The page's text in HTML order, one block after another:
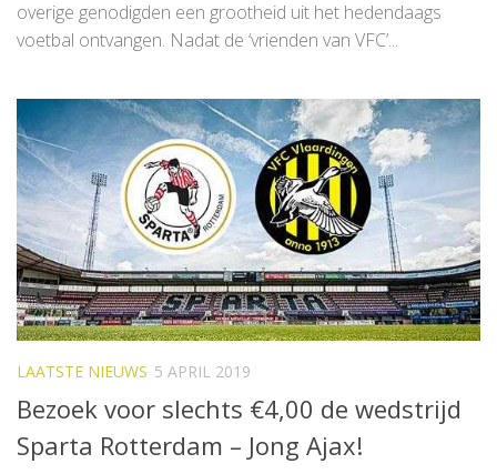
overige genodigden een grootheid uit het hedendaags
voetbal ontvangen. Nadat de ‘vrienden van VFC’...
LAATSTE NIEUWS 5 APRIL 2019
Bezoek voor slechts €4,00 de wedstrijd
Sparta Rotterdam – Jong Ajax!